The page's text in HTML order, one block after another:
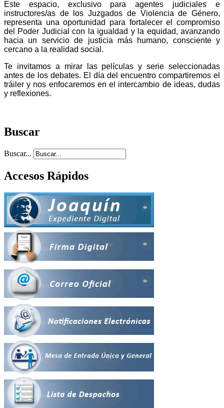
Este espacio, exclusivo para agentes judiciales e
instructores/as de los Juzgados de Violencia de Género,
representa una oportunidad para fortalecer el compromiso
del Poder Judicial con la igualdad y la equidad, avanzando
hacia un servicio de justicia más humano, consciente y
cercano a la realidad social.
Te invitamos a mirar las películas y serie seleccionadas
antes de los debates. El día del encuentro compartiremos el
tráiler y nos enfocaremos en el intercambio de ideas, dudas
y reflexiones.
Buscar
Buscar...
Accesos Rápidos